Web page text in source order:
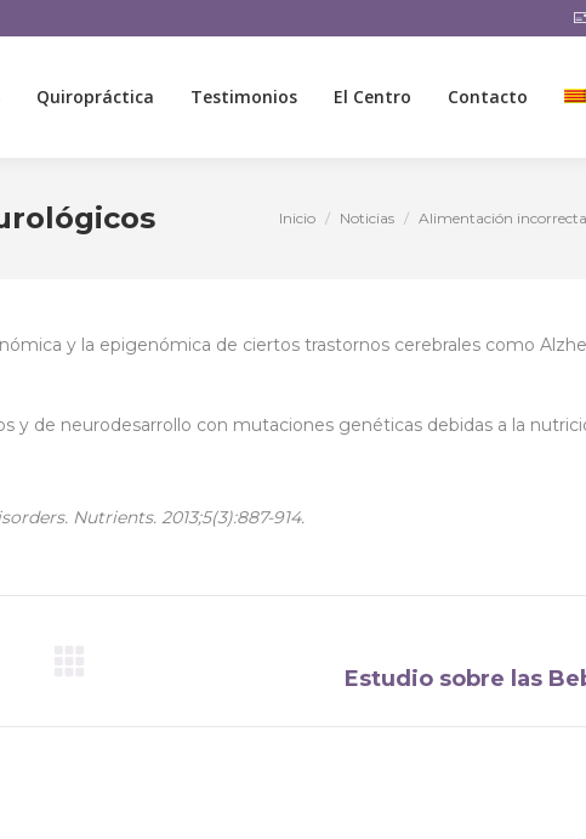
Quiropráctica Testimonios El Centro Contacto
Estás aquí:
Inicio Noticias Alimentación
y la epigenómica de ciertos trastornos cerebrales como
y de neurodesarrollo con mutaciones genéticas debidas a la
Nutrients. 2013;5(3):887-914.
Estudio sobre las